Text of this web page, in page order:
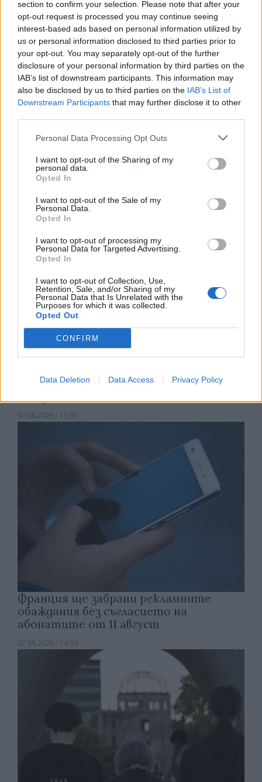
section to confirm your selection. Please note that after your
opt-out request is processed you may continue seeing
interest-based ads based on personal information utilized by
us or personal information disclosed to third parties prior to
your opt-out. You may separately opt-out of the further
disclosure of your personal information by third parties on the
IAB’s list of downstream participants. This information may
also be disclosed by us to third parties on the IAB’s List of
Downstream Participants that may further disclose it to other
Personal Data Processing Opt Outs
I want to opt-out of the Sharing of my
personal data.
Opted In
I want to opt-out of the Sale of my
Personal Data.
Opted In
I want to opt-out of processing my
Personal Data for Targeted Advertising.
Opted In
I want to opt-out of Collection, Use,
Retention, Sale, and/or Sharing of my
Personal Data that Is Unrelated with the
Purposes for which it was collected.
Opted Out
CONFIRM
Data Deletion Data Access Privacy Policy
Изкуствен интелект за първи път
създаде нови жизнеспособни вируси
07.08.2026 / 15:30
Астронавти на NASA излязоха в
07.08.2026 / 15:00
Франция ще забрани рекламните
обаждания без съгласието на
абонатите от 11 август
07.08.2026 / 14:30